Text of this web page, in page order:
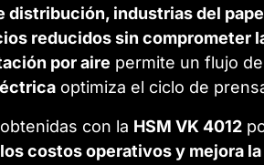
distribución, industrias del
reducidos sin comprometer
por aire permite un flujo
optimiza el ciclo de
obtenidas con la HSM VK 4012
costos operativos y mejora